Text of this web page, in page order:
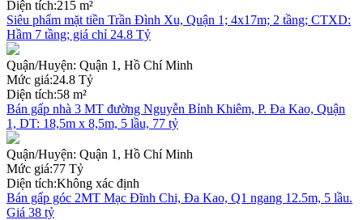
Diện tích:215 m²
Siêu phẩm mặt tiền Trần Đình Xu, Quận 1; 4x17m; 2 tầng; CTXD:
Hầm 7 tầng; giá chỉ 24.8 Tỷ
Quận/Huyện: Quận 1, Hồ Chí Minh
Mức giá:24.8 Tỷ
Diện tích:58 m²
Bán gấp nhà 3 MT đường Nguyễn Bỉnh Khiêm, P. Đa Kao, Quận
1, DT: 18,5m x 8,5m, 5 lầu, 77 tỷ
Quận/Huyện: Quận 1, Hồ Chí Minh
Mức giá:77 Tỷ
Diện tích:Không xác định
Bán gấp góc 2MT Mạc Đĩnh Chi, Đa Kao, Q1 ngang 12.5m, 5 lầu.
Giá 38 tỷ